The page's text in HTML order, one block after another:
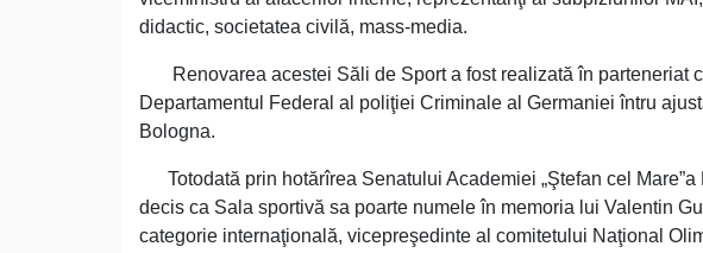
didactic, societatea civilă, mass-media.
Renovarea acestei Săli de Sport a fost realizată în parteneriat
Departamentul Federal al poliţiei Criminale al Germaniei întru
Bologna.
Totodată prin hotărîrea Senatului Academiei „Ştefan cel Mare”a
decis ca Sala sportivă sa poarte numele în memoria lui Valentin
categorie internaţională, vicepreşedinte al comitetului Naţional